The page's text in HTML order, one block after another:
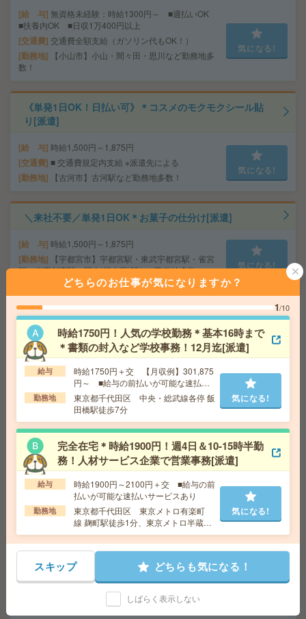
給 与 無資格未経験：時給1300円～ ■週払いOK
■扶養内OK ■日収1万400円以上
交通費 交通費全額支給（ガソリン代もOK！）
勤務地
【小山市】小山・間々田・思川など勤務地多
数！
気になる!
《単発1日OK！日払い可》＊コスメのモクモクシール貼
り[派遣]
給 与 時給1,500円～1,875円
交通費 ■ 交通費規定内支給 ※派遣先による
勤務地 【古河市】古河駅など勤務地多数！
気になる!
＼来社不要／単発1日OK＊お菓子の仕分け[派遣]
給 与 時給1,500円～1,875円
勤務地
【宇都宮市】宇都宮駅・東武宇都宮駅・雀宮
駅・南宇都宮駅・岡本(栃木県)駅など勤務地多数！
気になる!
＼来社不要／単発1日OK＊文房具の仕分け[派遣]
給 与 時給1,500円～1,875円
勤務地
【日立市】日立駅・常陸多賀駅・大甕駅・小
木津駅・十王駅など勤務地多数！
気になる!
＜時給1,500円～＊好きな時にお仕事＞文房具のモクモク
仕分け[派遣]
給 与 時給1,500円～1,875円
交通費 ■ 交通費規定内支給 ※派遣先による
勤務地 【栃木市】家中駅・栃木駅・新栃木駅・藤岡
駅・新大平下駅など勤務地多数！
気になる!
高時給！車通勤OK！平日休み！日勤のお仕事！秤量業務
など[派遣]
給 与 時給1400円
交通費 交通費支給有り
ふじみ野駅～車10分 ※車通勤・バイク通勤O
どちらのお仕事が気になりますか？
1/10
時給1750円！人気の学校勤務＊基本16時まで
＊書類の封入など学校事務！12月迄[派遣]
給与
時給1750円＋交 【月収例】301,875
円～ ■給与の前払いが可能な速払い
サービスあり
勤務地
東京都千代田区 中央・総武線各停 飯
田橋駅徒歩7分
気になる!
完全在宅＊時給1900円！週4日＆10-15時半勤
務！人材サービス企業で営業事務[派遣]
給与
時給1900円～2100円＋交 ■給与の前
払いが可能な速払いサービスあり
勤務地
東京都千代田区 東京メトロ有楽町
線 麹町駅徒歩1分、東京メトロ半蔵門
線 半蔵門駅徒歩5分
気になる!
スキップ どちらも気になる！
しばらく表示しない